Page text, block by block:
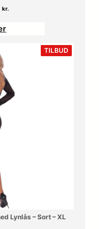
kr.
TILBUD
PÅ
Lynlås – Sort – XL